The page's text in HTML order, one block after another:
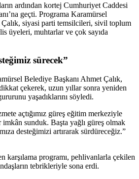
ardından kortej Cumhuriyet Caddesi
geçti. Programa Karamürsel
siyasi parti temsilcileri, sivil toplum
üyeleri, muhtarlar ve çok sayıda
sürecek”
Belediye Başkanı Ahmet Çalık,
çekerek, uzun yıllar sonra yeniden
yaşadıklarını söyledi.
açtığımız güreş eğitim merkeziyle
imkân sunduk. Başta yağlı güreş olmak
desteğimizi artırarak sürdüreceğiz.”
karşılama programı, pehlivanlarla çekilen
tebrikleriyle sona erdi.